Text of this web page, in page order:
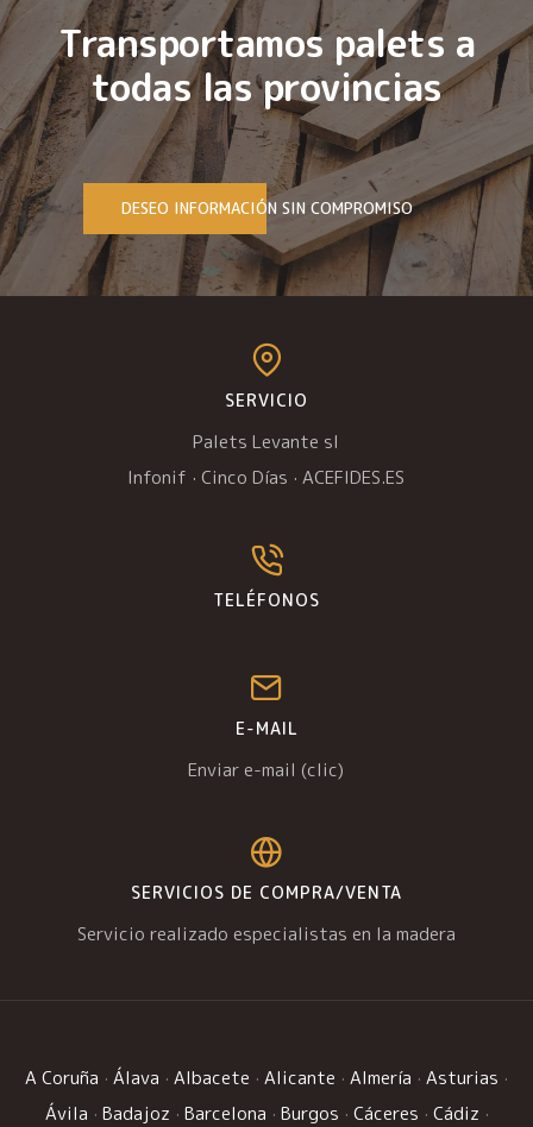
Transportamos palets a
todas las provincias
DESEO INFORMACIÓN SIN COMPROMISO
SERVICIO
Palets Levante sl
Infonif ·Cinco Días ·ACEFIDES.ES
TELÉFONOS
E-MAIL
Enviar e-mail (clic)
SERVICIOS DE COMPRA/VENTA
Servicio realizado especialistas en la madera
A Coruña · Álava · Albacete · Alicante · Almería · Asturias ·
Ávila · Badajoz · Barcelona · Burgos · Cáceres · Cádiz ·